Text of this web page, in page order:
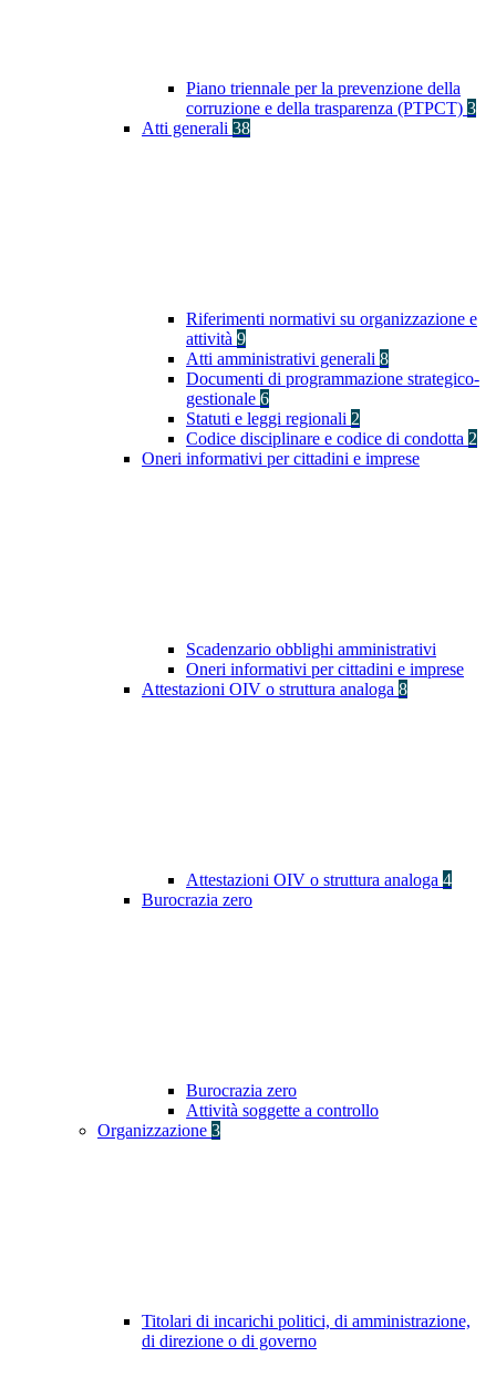
Piano triennale per la prevenzione della
corruzione e della trasparenza (PTPCT) 3
Atti generali 38
Riferimenti normativi su organizzazione e
attività 9
Atti amministrativi generali 8
Documenti di programmazione strategico-
gestionale 6
Statuti e leggi regionali 2
Codice disciplinare e codice di condotta 2
Oneri informativi per cittadini e imprese
Scadenzario obblighi amministrativi
Oneri informativi per cittadini e imprese
Attestazioni OIV o struttura analoga 8
Attestazioni OIV o struttura analoga 4
Burocrazia zero
Burocrazia zero
Attività soggette a controllo
Organizzazione 3
Titolari di incarichi politici, di amministrazione,
di direzione o di governo